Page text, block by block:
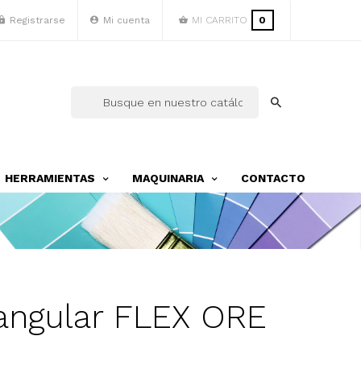
Registrarse Mi cuenta MI CARRITO 0
HERRAMIENTAS MAQUINARIA CONTACTO
FLEX ORE